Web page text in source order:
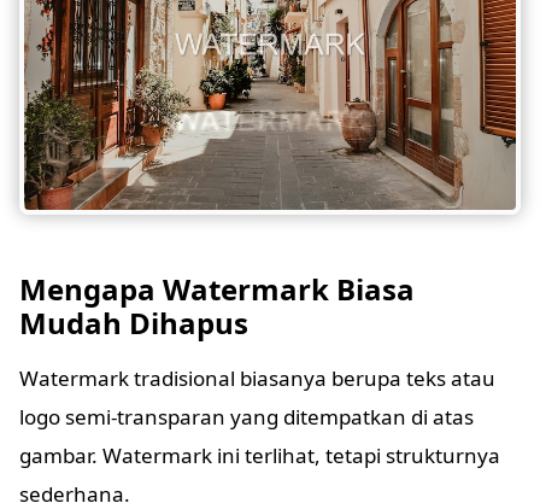
Mengapa Watermark Biasa
Mudah Dihapus
Watermark tradisional biasanya berupa teks atau
logo semi-transparan yang ditempatkan di atas
gambar. Watermark ini terlihat, tetapi strukturnya
sederhana.